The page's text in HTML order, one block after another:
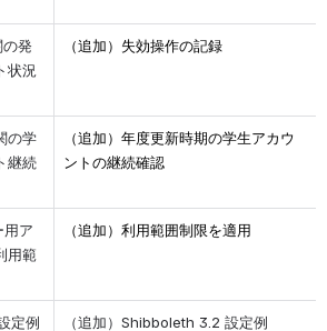
の発
状況
（追加）失効操作の記録
の学
継続
（追加）年度更新時期の学生アカウ
ントの継続確認
用ア
用範
（追加）利用範囲制限を適用
定例 （追加）Shibboleth 3.2 設定例